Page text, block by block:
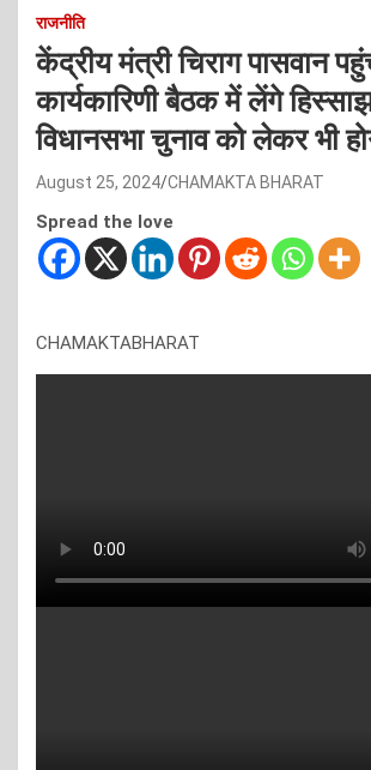
राजनीति
केंद्रीय मंत्री चिराग पासवान पहुंचे
कार्यकारिणी बैठक में लेंगे
विधानसभा चुनाव को लेकर भी
August 25, 2024 CHAMAKTA BHARAT
Spread the love
CHAMAKTABHARAT